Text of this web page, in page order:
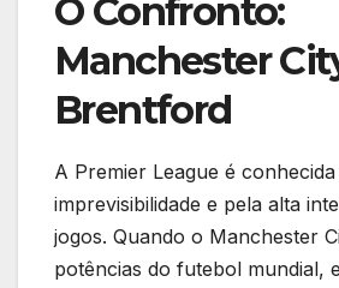
O Confronto:
Manchester
Brentford
A Premier League é
imprevisibilidade e pela alta
jogos. Quando o Manchester
potências do futebol mundial,